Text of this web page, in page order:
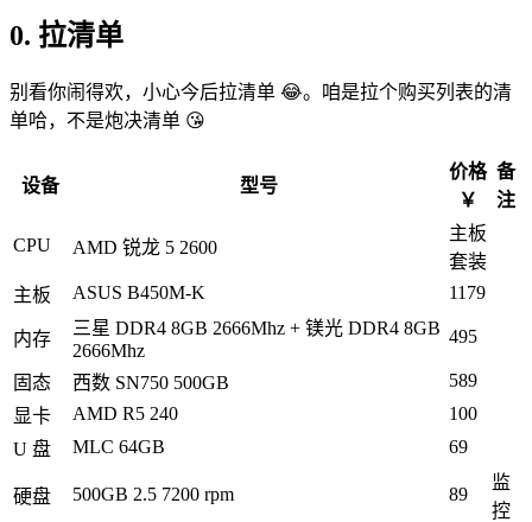
0. 拉清单
别看你闹得欢，小心今后拉清单 😂。咱是拉个购买列表的清
单哈，不是炮决清单 😘
设备 型号
价格
￥
备
注
CPU AMD 锐龙 5 2600
主板
套装
主板
ASUS B450M-K 1179
内存
三星 DDR4 8GB 2666Mhz + 镁光 DDR4 8GB
2666Mhz
495
固态 西数 SN750 500GB
589
显卡
AMD R5 240
100
U 盘
MLC 64GB 69
硬盘 500GB 2.5 7200 rpm 89
监
控